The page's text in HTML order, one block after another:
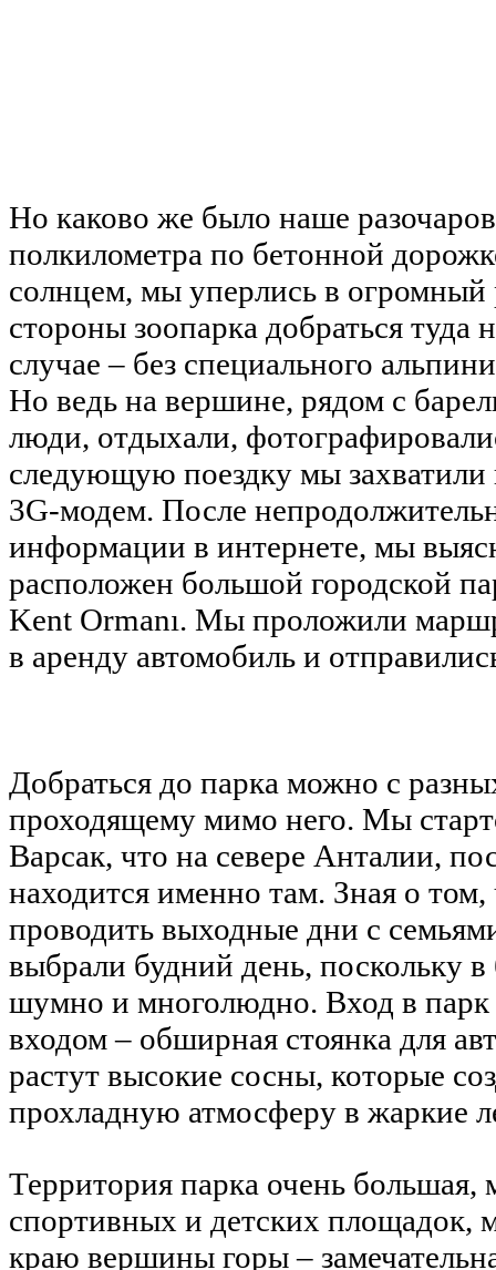
Но каково же было наше
полкилометра по бетонной
солнцем, мы уперлись в огромный
стороны зоопарка добраться туда
случае – без специального
Но ведь на вершине, рядом с
люди, отдыхали,
следующую поездку мы
3G-модем. После
информации в интернете, мы
расположен большой городской
Kent Ormanı. Мы проложили
в аренду автомобиль и
Добраться до парка можно с
проходящему мимо него. Мы
Варсак, что на севере Анталии,
находится именно там. Зная о
проводить выходные дни с
выбрали будний день, поскольку в
шумно и многолюдно. Вход в парк
входом – обширная стоянка для
растут высокие сосны, которые
прохладную атмосферу в жаркие
Территория парка очень большая,
спортивных и детских площадок,
краю вершины горы –